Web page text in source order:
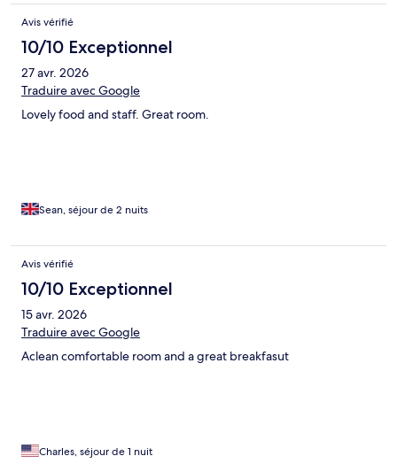
Avis vérifié
10/10 Exceptionnel
27 avr. 2026
Traduire avec Google
Lovely food and staff. Great room.
Sean, séjour de 2 nuits
Avis vérifié
10/10 Exceptionnel
15 avr. 2026
Traduire avec Google
Aclean comfortable room and a great breakfasut
Charles, séjour de 1 nuit